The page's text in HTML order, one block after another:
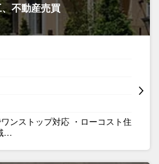
不動産売買
ンストップ対応 ・ローコスト住
…